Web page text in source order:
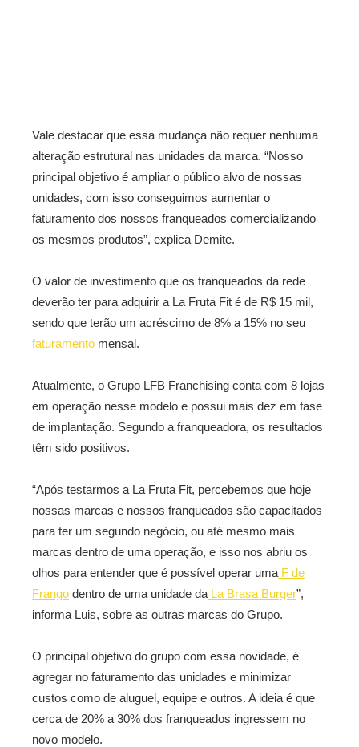
Vale destacar que essa mudança não requer nenhuma
alteração estrutural nas unidades da marca. “Nosso
principal objetivo é ampliar o público alvo de nossas
unidades, com isso conseguimos aumentar o
faturamento dos nossos franqueados comercializando
os mesmos produtos”, explica Demite.
O valor de investimento que os franqueados da rede
deverão ter para adquirir a La Fruta Fit é de R$ 15 mil,
sendo que terão um acréscimo de 8% a 15% no seu
faturamento mensal.
Atualmente, o Grupo LFB Franchising conta com 8 lojas
em operação nesse modelo e possui mais dez em fase
de implantação. Segundo a franqueadora, os resultados
têm sido positivos.
“Após testarmos a La Fruta Fit, percebemos que hoje
nossas marcas e nossos franqueados são capacitados
para ter um segundo negócio, ou até mesmo mais
marcas dentro de uma operação, e isso nos abriu os
olhos para entender que é possível operar uma F de
Frango dentro de uma unidade da La Brasa Burger”,
informa Luis, sobre as outras marcas do Grupo.
O principal objetivo do grupo com essa novidade, é
agregar no faturamento das unidades e minimizar
custos como de aluguel, equipe e outros. A ideia é que
cerca de 20% a 30% dos franqueados ingressem no
novo modelo.